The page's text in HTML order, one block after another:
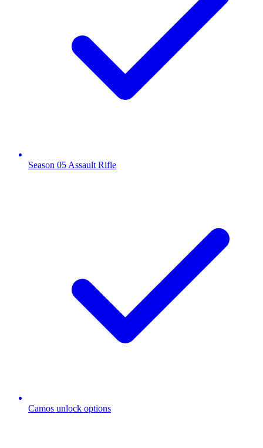
Season 05 Assault Rifle
Camos unlock options